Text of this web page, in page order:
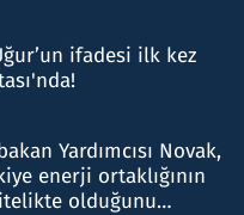
ifadesi ilk kez
Yardımcısı Novak,
enerji ortaklığının
olduğunu